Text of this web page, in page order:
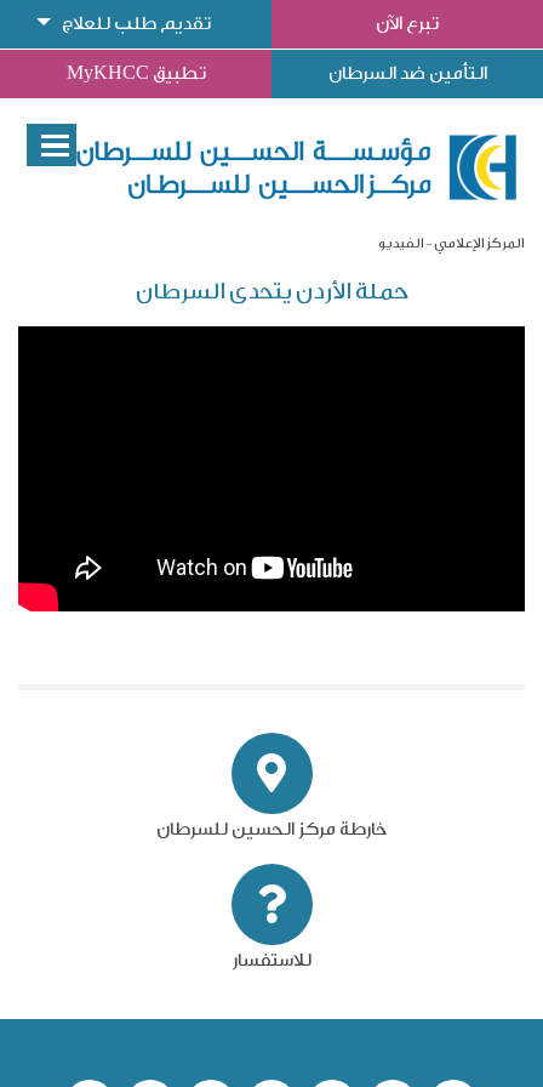
تبرع الآن تقديم طلب للعلاج
التأمين ضد السرطان تطبيق MyKHCC
المركز الإعلامي الفيديو
حملة الأردن يتحدى السرطان
خارطة مركز الحسين للسرطان
للاستفسار